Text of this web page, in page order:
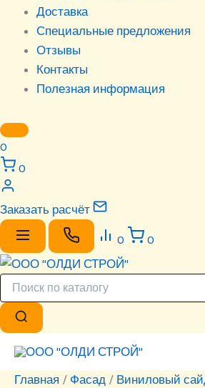
Доставка
Специальные предложения
Отзывы
Контакты
Полезная информация
0
0
Заказать расчёт
0 0
Главная / Фасад / Виниловый